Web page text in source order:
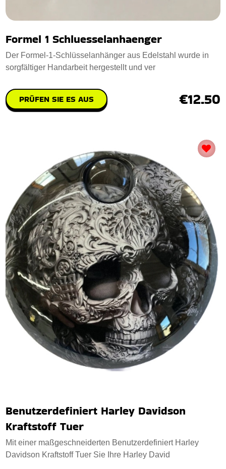
Formel 1 Schluesselanhaenger
Der Formel-1-Schlüsselanhänger aus Edelstahl wurde in
sorgfältiger Handarbeit hergestellt und ver
PRÜFEN SIE ES AUS €12.50
Benutzerdefiniert Harley Davidson
Kraftstoff Tuer
Mit einer maßgeschneiderten Benutzerdefiniert Harley
Davidson Kraftstoff Tuer Sie Ihre Harley David